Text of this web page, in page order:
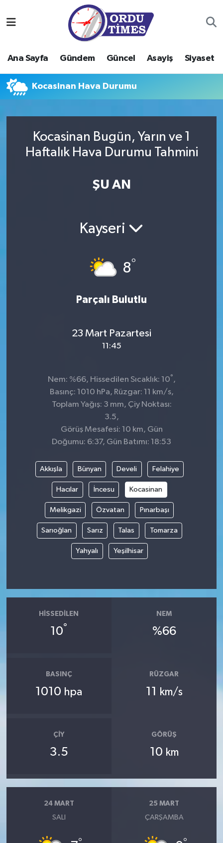
Ana Sayfa Gündem Güncel Asayiş Siyaset
Kocasinan Hava Durumu
Kocasinan Bugün, Yarın ve 1
Haftalık Hava Durumu Tahmini
ŞU AN
Kayseri
8°
Parçalı Bulutlu
23 Mart Pazartesi
11:45
Nem: %66, Hissedilen Sıcaklık: 10° ,
Basınç: 1010 hPa, Rüzgar: 11 km/s,
Toplam Yağış: 3 mm, Çiy Noktası:
3.5,
Görüş Mesafesi: 10 km, Gün
Doğumu: 6:37, Gün Batımı: 18:53
Akkışla Bünyan Develi Felahiye
Hacılar İncesu Kocasinan
Melikgazi Özvatan Pınarbaşı
Sarıoğlan Sarız Talas Tomarza
Yahyalı Yeşilhisar
HISSEDILEN
10°
NEM
%66
BASINÇ
1010 hpa
RÜZGAR
11 km/s
ÇIY
3.5
GÖRÜŞ
10 km
24 MART
SALI
25 MART
ÇARŞAMBA
Gündem
Güncel
Siyaset
Ordu Nöbetçi Eczaneler
Ordu Hava Durumu
Ordu Namaz Vakitleri
Süper Lig Puan Durumu ve Fikstür
Son Dakika Haberleri